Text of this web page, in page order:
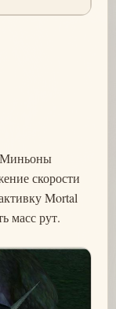
Миньоны
скорости
Mortal
масс рут.